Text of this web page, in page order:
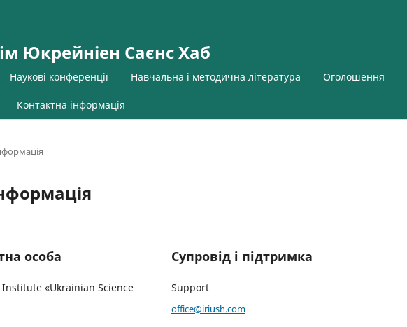
Юкрейніен Саєнс Хаб
Наукові конференції Навчальна і методична література Оголошення
Контактна інформація
особа
«Ukrainian Science
Супровід і підтримка
Support
office@iriush.com